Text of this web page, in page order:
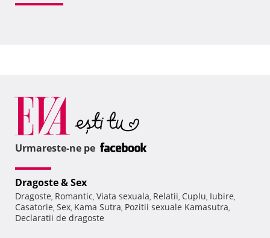
Urmareste-ne pe
Dragoste & Sex
Dragoste, Romantic, Viata sexuala, Relatii, Cuplu, Iubire,
Casatorie, Sex, Kama Sutra, Pozitii sexuale Kamasutra,
Declaratii de dragoste